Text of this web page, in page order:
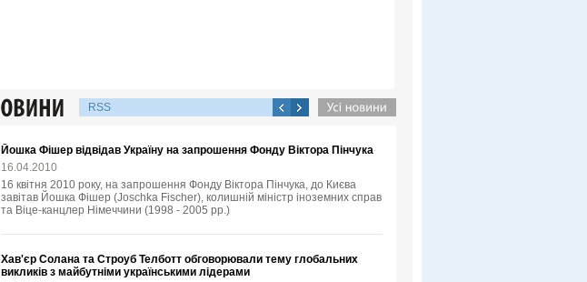
RSS
Йошка Фішер відвідав Україну на запрошення Фонду Віктора Пінчука
16.04.2010
16 квітня 2010 року, на запрошення Фонду Віктора Пінчука, до Києва
завітав Йошка Фішер (Joschka Fischer), колишній міністр іноземних справ
та Віце-канцлер Німеччини (1998 - 2005 рр.)
Хав'єр Солана та Строуб Телботт обговорювали тему глобальних
викликів з майбутніми українськими лідерами